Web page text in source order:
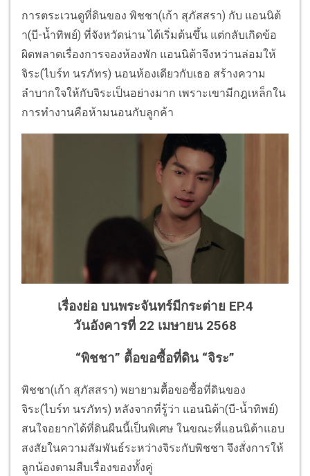
การตระเวนดูที่ดินของ พิชชา(เก้า สุภัสสรา) กับ แอนนิต้
า(บี-น้ำทิพย์) ที่จังหวัดน่าน ได้เริ่มต้นขึ้น แต่กลับเกิดข้อ
ผิดพลาดเรื่องการจองห้องพัก แอนนิต้าจึงหว่านล่อมให้
จิระ(ไบร์ท นรภัทร) นอนห้องเดียวกับเธอ สร้างความ
ลำบากใจให้กับจิระเป็นอย่างมาก เพราะเขามีกฎเหล็กใน
การทำงานคือห้ามนอนกับลูกค้า
เรื่องย่อ บนพระจันทร์มีกระต่าย EP.4
วันอังคารที่ 22 เมษายน 2568
“พิชชา” ตื้อขอซื้อที่ดิน “จิระ”
พิชชา(เก้า สุภัสสรา) พยายามตื้อขอซื้อที่ดินของ
จิระ(ไบร์ท นรภัทร) หลังจากที่รู้ว่า แอนนิต้า(บี-น้ำทิพย์)
สนใจอยากได้ที่ดินผืนนี้เป็นพิเศษ ในขณะที่แอนนิต้าแอบ
สงสัยในความสัมพันธ์ระหว่างจิระกับพิชชา จึงสั่งการให้
ลูกน้องตามสืบเรื่องของทั้งคู่